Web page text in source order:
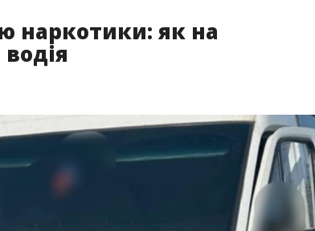
наркотики: як на